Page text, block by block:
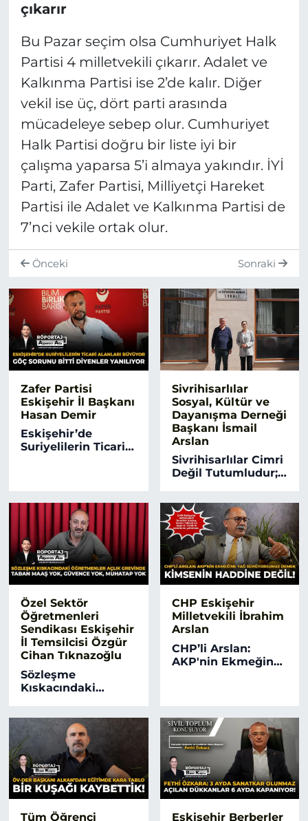
çıkarır
Bu Pazar seçim olsa Cumhuriyet Halk
Partisi 4 milletvekili çıkarır. Adalet ve
Kalkınma Partisi ise 2’de kalır. Diğer
vekil ise üç, dört parti arasında
mücadeleye sebep olur. Cumhuriyet
Halk Partisi doğru bir liste iyi bir
çalışma yaparsa 5’i almaya yakındır. İYİ
Parti, Zafer Partisi, Milliyetçi Hareket
Partisi ile Adalet ve Kalkınma Partisi de
7’nci vekile ortak olur.
Önceki Sonraki
Zafer Partisi
Eskişehir İl Başkanı
Hasan Demir
Eskişehir’de
Suriyelilerin Ticari
Sivrihisarlılar
Sosyal, Kültür ve
Dayanışma Derneği
Başkanı İsmail
Arslan
Sivrihisarlılar Cimri
Değil Tutumludur;
Özel Sektör
Öğretmenleri
Sendikası Eskişehir
İl Temsilcisi Özgür
Cihan Tıknazoğlu
Sözleşme
Kıskacındaki
Maaş Yok, Güvence
Yok, Muhatap Yok
CHP Eskişehir
Milletvekili İbrahim
Arslan
CHP’li Arslan:
AKP'nin Ekmeğine
Tüm Öğrenci Eskişehir Berberler